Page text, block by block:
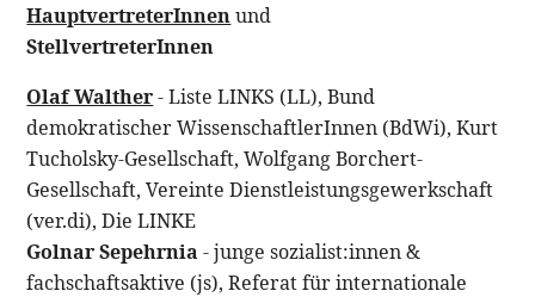
HauptvertreterInnenund
StellvertreterInnen
Olaf Walther- Liste LINKS (LL), Bund
demokratischer WissenschaftlerInnen (BdWi), Kurt
Tucholsky-Gesellschaft, Wolfgang Borchert-
Gesellschaft, Vereinte Dienstleistungsgewerkschaft
(ver.di), Die LINKE
Golnar Sepehrnia- junge sozialist:innen &
fachschaftsaktive (js), Referat für internationale